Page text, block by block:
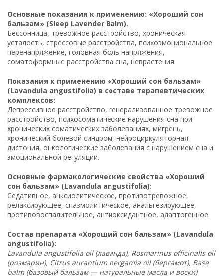
Основные показания к применению: «Хороший сон
бальзам» (Sleep Lavender Balm).
Бессонница, тревожное расстройство, хроническая
усталость, стрессовые расстройства, психоэмоциональное
перенапряжение, головная боль напряжения,
соматоформные расстройства сна, неврастения.
Показания к применению «Хороший сон бальзам»
(Lavandula angustifolia) в составе терапевтических
комплексов:
Депрессивное расстройство, генерализованное тревожное
расстройство, психосоматические нарушения сна при
хронических соматических заболеваниях, мигрень,
хронический болевой синдром, нейроциркуляторная
дистония, онкологические заболевания с нарушением сна и
эмоциональной регуляции.
Основные фармакологические свойства «Хороший
сон бальзам» (Lavandula angustifolia):
Седативное, анксиолитическое, противотревожное,
релаксирующее, спазмолитическое, анальгезирующее,
противовоспалительное, антиоксидантное, адаптогенное.
Состав препарата «Хороший сон бальзам» (Lavandula
angustifolia):
Lavandula angustifolia oil (лаванда), Rosmarinus officinalis oil
(розмарин), Citrus aurantium bergamia oil (бергамот), Base
balm (базовый бальзам — натуральные масла и воски)